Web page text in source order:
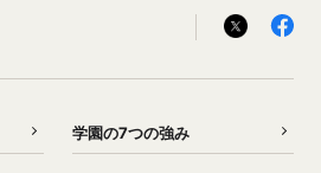
学園の7つの強み